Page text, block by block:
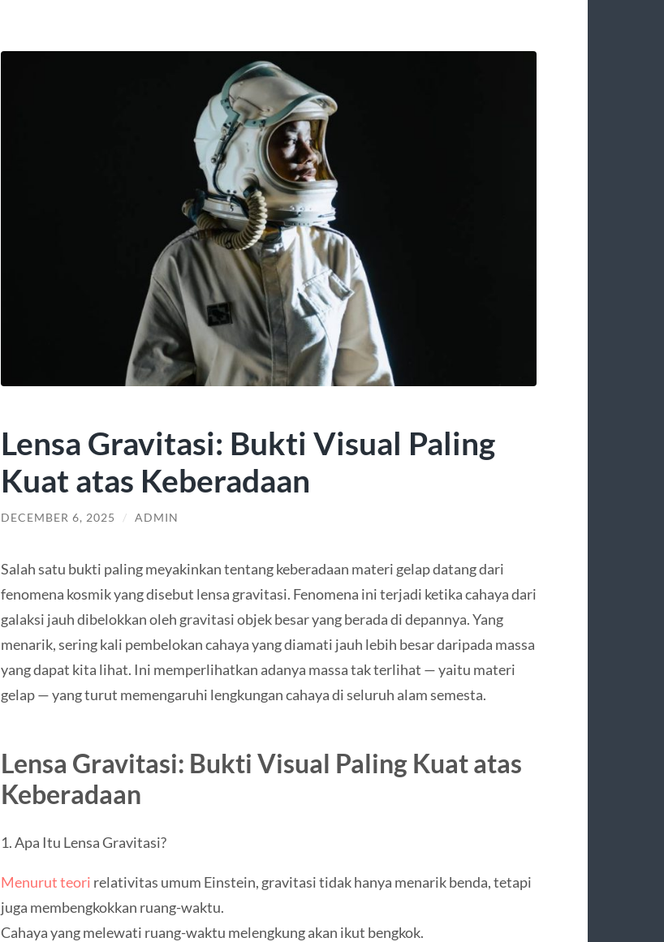
Lensa Gravitasi: Bukti Visual Paling
Kuat atas Keberadaan
DECEMBER 6, 2025 / ADMIN
Salah satu bukti paling meyakinkan tentang keberadaan materi gelap datang dari
fenomena kosmik yang disebut lensa gravitasi. Fenomena ini terjadi ketika cahaya dari
galaksi jauh dibelokkan oleh gravitasi objek besar yang berada di depannya. Yang
menarik, sering kali pembelokan cahaya yang diamati jauh lebih besar daripada massa
yang dapat kita lihat. Ini memperlihatkan adanya massa tak terlihat — yaitu materi
gelap — yang turut memengaruhi lengkungan cahaya di seluruh alam semesta.
Lensa Gravitasi: Bukti Visual Paling Kuat atas
Keberadaan
1. Apa Itu Lensa Gravitasi?
Menurut teori relativitas umum Einstein, gravitasi tidak hanya menarik benda, tetapi
juga membengkokkan ruang-waktu.
Cahaya yang melewati ruang-waktu melengkung akan ikut bengkok.